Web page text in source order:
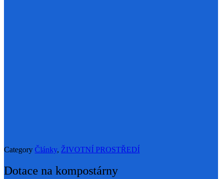
Category Články, ŽIVOTNÍ PROSTŘEDÍ
Dotace na kompostárny